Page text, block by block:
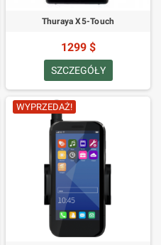
Thuraya X5-Touch
1299 $
SZCZEGÓŁY
WYPRZEDAŻ!